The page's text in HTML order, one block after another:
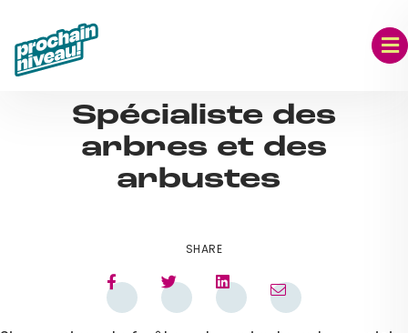
content
Spécialiste des
arbres et des
arbustes
SHARE